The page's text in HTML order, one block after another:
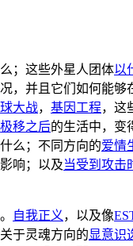
；这些外星人团体以
，并且它们如何能够
大战， 基因工程，这
极移之后的生活中，变
么；不同方向的爱情
响；以及当受到攻击
。 自我正义 ，以及像
于灵魂方向的显意识